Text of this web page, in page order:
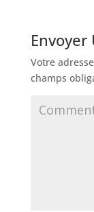
Votre
champs